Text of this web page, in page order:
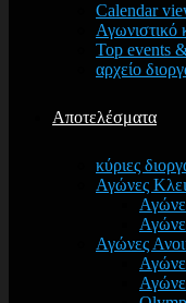
Calendar
Αγωνιστικό
Top events
αρχείο
Αποτελέσματα
κύριες
Αγώνες
Αγώνες